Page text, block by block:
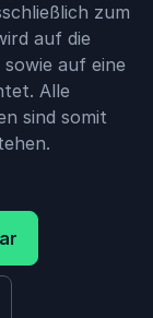
zum
auf die
auf eine
Alle
sind somit